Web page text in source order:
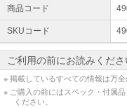
カプセルはネスカフェ ドルチ
さい（お湯の噴出によるやけど
本体のインジケーターもしく
操作をしないでください（けが
製品の品質には万全を期して
ールがきちんとはり合わされ
さい（お湯の噴出によるやけど
商品コード
SKUコード
ご利用の前にお読みくださ
※ 掲載しているすべての情報は万全
※ ご購入の前にはスペック・付属
ください。